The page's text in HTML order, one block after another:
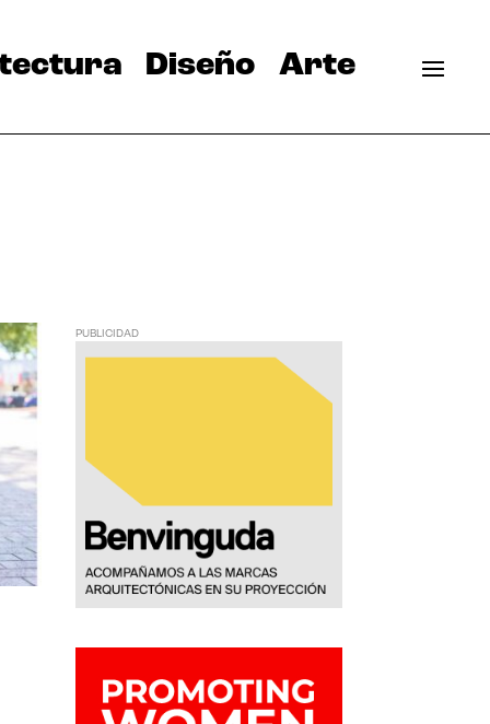
Diseño Arte
PUBLICIDAD